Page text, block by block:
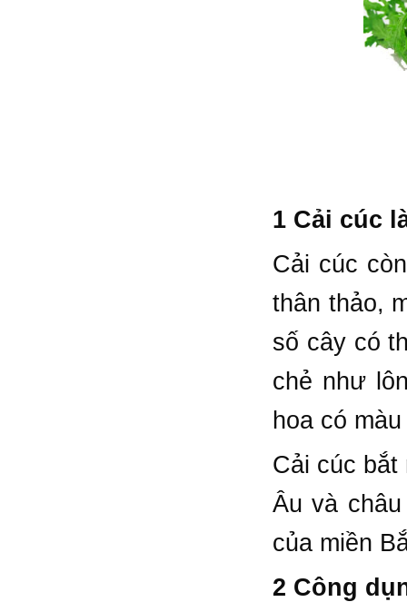
1 Cải cúc
Cải cúc
thân thảo,
số cây có
chẻ như
hoa có
Cải cúc
Âu và
của miền
2 Công